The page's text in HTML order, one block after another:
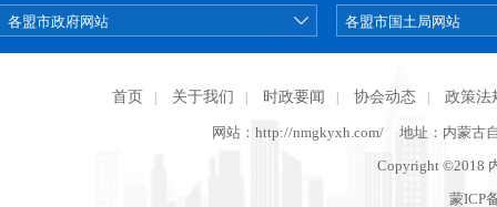
首页 关于我们 时政要闻 协会动态 政策法
网站：http://nmgkyxh.com/
地址：内蒙古
Copyright ©2018
蒙ICP